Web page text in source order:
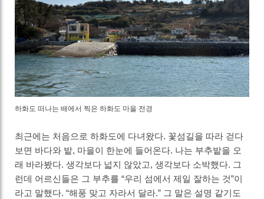
하화도 떠나는 배에서 찍은 하화도 마을 전경
최근에는 처음으로 하화도에 다녀왔다. 꽃섬길을 따라 걷다
보면 바다와 밭, 마을이 한눈에 들어온다. 나는 부추밭을 오
래 바라봤다. 생각보다 넓지 않았고, 생각보다 소박했다. 그
런데 어르신들은 그 부추를 “우리 섬에서 제일 잘하는 것”이
라고 말했다. “해풍 맞고 자라서 달라.” 그 말은 설명 같기도